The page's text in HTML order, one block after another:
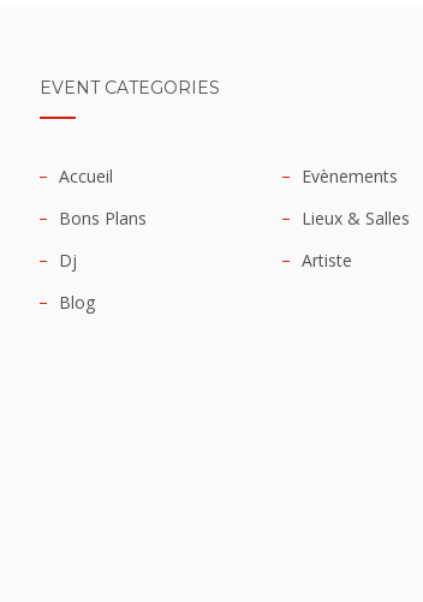
EVENT CATEGORIES
Accueil
Evènements
Bons Plans
Lieux & Salles
Dj
Artiste
Blog